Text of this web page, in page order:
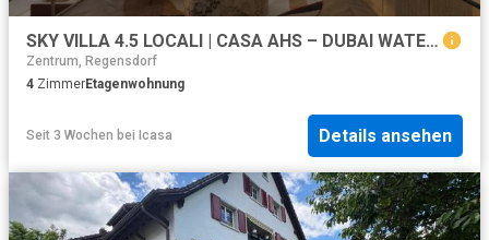
SKY VILLA 4.5 LOCALI | CASA AHS – DUBAI WATER CANAL
Zentrum, Regensdorf
4 ZimmerEtagenwohnung
Seit 3 Wochen bei Icasa Details ansehen